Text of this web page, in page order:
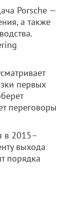
Porsche —
а также
первых
переговоры
в 2015–
выхода
порядка